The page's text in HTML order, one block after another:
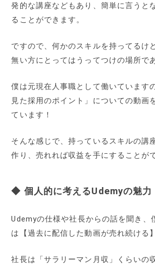
発的な講座などもあり、簡単に言うと
ることができます。
ですので、何かのスキルを持ってるけ
無い方にとってはうってつけの場所で
僕は元現在人事職として働いています
見た採用のポイント」についての動画
ています！
そんな感じで、持っているスキルの講
作り、売れれば収益を手にすることが
◆ 個人的に考えるUdemyの魅力
Udemyの仕様や社長からの話を聞き、
は【過去に配信した動画が売れ続ける
社長は「サラリーマン月収」くらいの